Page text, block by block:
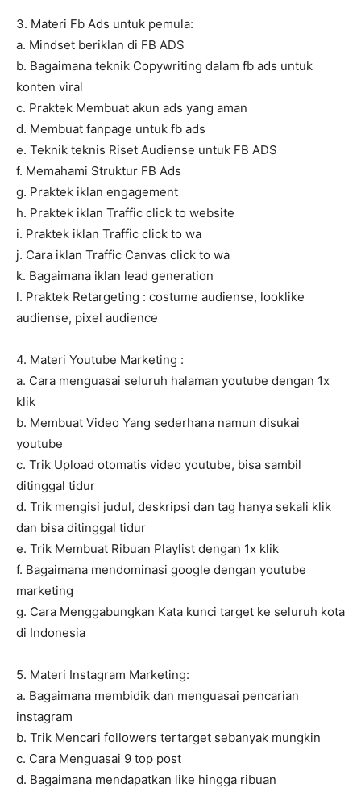
3. Materi Fb Ads untuk pemula:
a. Mindset beriklan di FB ADS
b. Bagaimana teknik Copywriting dalam fb ads untuk
konten viral
c. Praktek Membuat akun ads yang aman
d. Membuat fanpage untuk fb ads
e. Teknik teknis Riset Audiense untuk FB ADS
f. Memahami Struktur FB Ads
g. Praktek iklan engagement
h. Praktek iklan Traffic click to website
i. Praktek iklan Traffic click to wa
j. Cara iklan Traffic Canvas click to wa
k. Bagaimana iklan lead generation
l. Praktek Retargeting : costume audiense, looklike
audiense, pixel audience
4. Materi Youtube Marketing :
a. Cara menguasai seluruh halaman youtube dengan 1x
klik
b. Membuat Video Yang sederhana namun disukai
youtube
c. Trik Upload otomatis video youtube, bisa sambil
ditinggal tidur
d. Trik mengisi judul, deskripsi dan tag hanya sekali klik
dan bisa ditinggal tidur
e. Trik Membuat Ribuan Playlist dengan 1x klik
f. Bagaimana mendominasi google dengan youtube
marketing
g. Cara Menggabungkan Kata kunci target ke seluruh kota
di Indonesia
5. Materi Instagram Marketing:
a. Bagaimana membidik dan menguasai pencarian
instagram
b. Trik Mencari followers tertarget sebanyak mungkin
c. Cara Menguasai 9 top post
d. Bagaimana mendapatkan like hingga ribuan